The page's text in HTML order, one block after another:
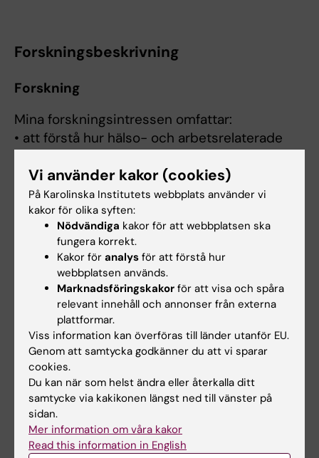
Forskningsbeskrivning
Forskning
Mina forskningsintressen omfattar:
• att förstå hur hälso- och arbetsrelaterade
arbetsliv
• att identifiera faktorer som kan bidra till ett
hållbart arbetsliv för personer med kroniska
hälsoproblem
• att utforska möjligheterna att använda
register- och enkätdata för att besvara frågor
som kan förbättra hälsa och arbetsrelaterade
utfall i dessa grupper
Undervisning
Jag föreläser regelbundet på
masterprogrammet i folkhälsoepidemiologi
och på doktoral kurser i epidemiologi.
Vi använder kakor (cookies)
På Karolinska Institutets webbplats använder vi
kakor för olika syften:
Nödvändiga kakor för att webbplatsen ska
fungera korrekt.
Kakor för analys för att förstå hur
webbplatsen används.
Marknadsföringskakor för att visa och spåra
relevant innehåll och annonser från externa
plattformar.
Viss information kan överföras till länder utanför EU.
Genom att samtycka godkänner du att vi sparar
cookies.
Du kan när som helst ändra eller återkalla ditt
samtycke via kakikonen längst ned till vänster på
sidan.
Mer information om våra kakor
Read this information in English